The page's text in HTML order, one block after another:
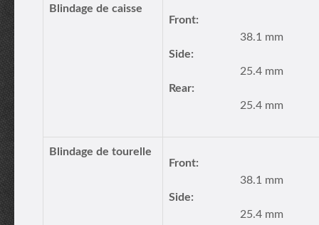
Blindage de caisse
Front:
38.1 mm
Side:
25.4 mm
Rear:
25.4 mm
Blindage de tourelle
Front:
38.1 mm
Side:
25.4 mm